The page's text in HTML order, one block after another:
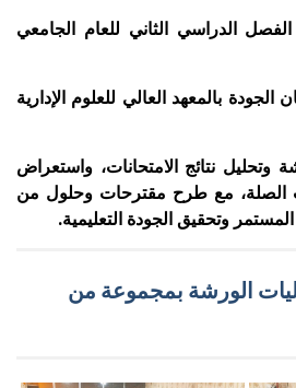
الدراسي الثاني للعام الجامعي
بالمعهد العالي للعلوم الإدارية
وتحليل نتائج الامتحانات، واستعراض
الصلة، مع طرح مقترحات وحلول من
وتحقيق الجودة التعليمية.
الورشة بمجموعة من